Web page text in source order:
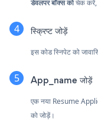
डेवलपर बॉक्स कोचेक करें,
स्क्रिप्ट जोड़ें
इस कोड स्निपेट को
App_name जोड़ें
एक नया Resume
को जोड़ें।